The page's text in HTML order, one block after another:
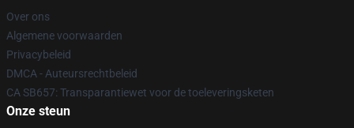
Over ons
Algemene voorwaarden
Privacybeleid
DMCA - Auteursrechtbeleid
CA SB657: Transparantiewet voor de toeleveringsketen
Onze steun